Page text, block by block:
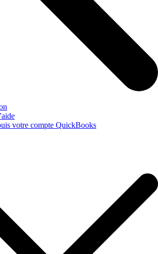
votre compte QuickBooks